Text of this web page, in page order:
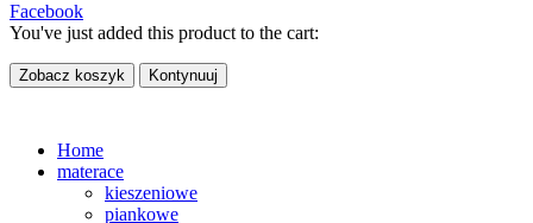
Facebook
You've just added this product to the cart:
Zobacz koszyk Kontynuuj
Home
materace
kieszeniowe
piankowe